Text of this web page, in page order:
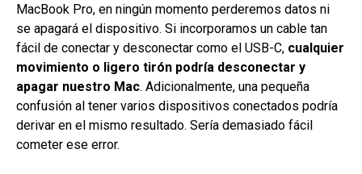
MacBook Pro, en ningún momento perderemos datos ni
se apagará el dispositivo. Si incorporamos un cable tan
fácil de conectar y desconectar como el USB-C, cualquier
movimiento o ligero tirón podría desconectar y
apagar nuestro Mac. Adicionalmente, una pequeña
confusión al tener varios dispositivos conectados podría
derivar en el mismo resultado. Sería demasiado fácil
cometer ese error.